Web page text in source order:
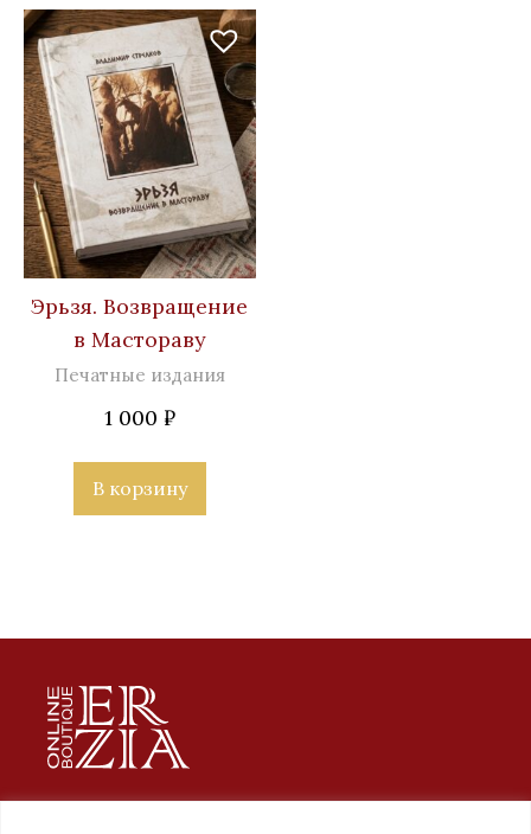
Эрьзя. Возвращение
в Мастораву
Печатные издания
1 000 ₽
В корзину